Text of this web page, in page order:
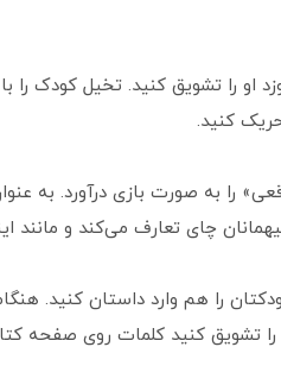
را تشویق کنید. تخیل کودک را
کنید.
را به صورت بازی درآورد. به
چای تعارف می‌کند و مانند
را هم وارد داستان کنید.
تشویق کنید کلمات روی صفحه